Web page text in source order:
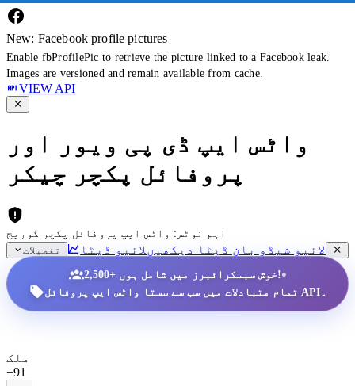
New: Facebook profile pictures
Enable fbProfilePic to retrieve the picture linked to a Facebook leak.
Images are versioned and remain available from cache.
VIEW API
واٹس ایپ ڈی پی ویور اور
پروفائل پکچر چیکر
اہم نوٹس: واٹس ایپ پروفائل پکچر کوریج
تفصیلات
لائیو شیڈو بان ڈیٹا دیکھیں لائیو ڈیٹا
2,500+ خوش سبسکرائبرز میں شامل ہوں!•
تمام متبادلات میں سب سے سستا واٹس ایپ پروفائل API۔
ملک
+91